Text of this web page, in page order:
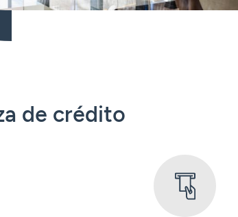
de crédito